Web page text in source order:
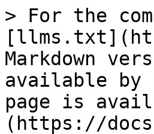
> For the
Markdown
available by
page is
(https://